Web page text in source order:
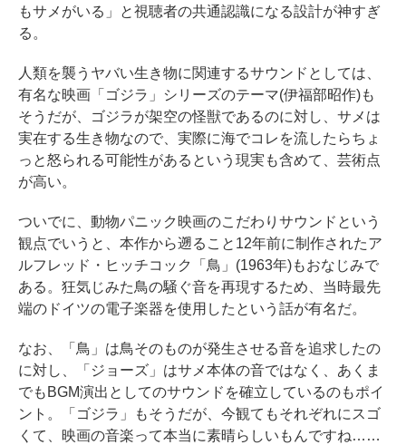
もサメがいる」と視聴者の共通認識になる設計が神すぎ
る。
人類を襲うヤバい生き物に関連するサウンドとしては、
有名な映画「ゴジラ」シリーズのテーマ(伊福部昭作)も
そうだが、ゴジラが架空の怪獣であるのに対し、サメは
実在する生き物なので、実際に海でコレを流したらちょ
っと怒られる可能性があるという現実も含めて、芸術点
が高い。
ついでに、動物パニック映画のこだわりサウンドという
観点でいうと、本作から遡ること12年前に制作されたア
ルフレッド・ヒッチコック「鳥」(1963年)もおなじみで
ある。狂気じみた鳥の騒ぐ音を再現するため、当時最先
端のドイツの電子楽器を使用したという話が有名だ。
なお、「鳥」は鳥そのものが発生させる音を追求したの
に対し、「ジョーズ」はサメ本体の音ではなく、あくま
でもBGM演出としてのサウンドを確立しているのもポイ
ント。「ゴジラ」もそうだが、今観てもそれぞれにスゴ
くて、映画の音楽って本当に素晴らしいもんですね……